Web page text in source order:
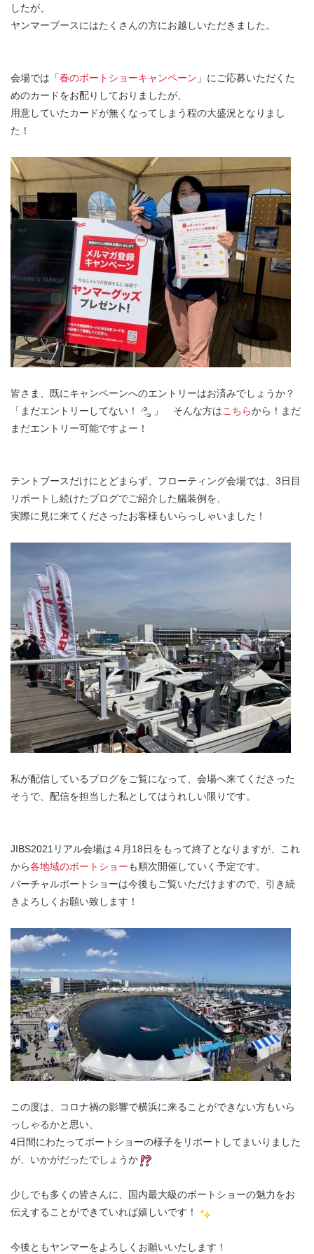
したが、
ヤンマーブースにはたくさんの方にお越しいただきました。
会場では「春のボートショーキャンペーン 」にご応募いただくた
めのカードをお配りしておりましたが、
用意していたカードが無くなってしまう程の大盛況となりまし
た！
皆さま、既にキャンペーンへのエントリーはお済みでしょうか？
「まだエントリーしてない！
」 そんな方はこちらから！まだ
まだエントリー可能ですよー！
テントブースだけにとどまらず、フローティング会場では、3日目
リポートし続けたブログでご紹介した艤装例を、
実際に見に来てくださったお客様もいらっしゃいました！
私が配信しているブログをご覧になって、会場へ来てくださった
そうで、配信を担当した私としてはうれしい限りです。
JIBS2021リアル会場は４月18日をもって終了となりますが、これ
から各地域のボートショーも順次開催していく予定です。
バーチャルボートショーは今後もご覧いただけますので、引き続
きよろしくお願い致します！
この度は、コロナ禍の影響で横浜に来ることができない方もいら
っしゃるかと思い、
4日間にわたってボートショーの様子をリポートしてまいりました
が、いかがだったでしょうか
少しでも多くの皆さんに、国内最大級のボートショーの魅力をお
伝えすることができていれば嬉しいです！
今後ともヤンマーをよろしくお願いいたします！